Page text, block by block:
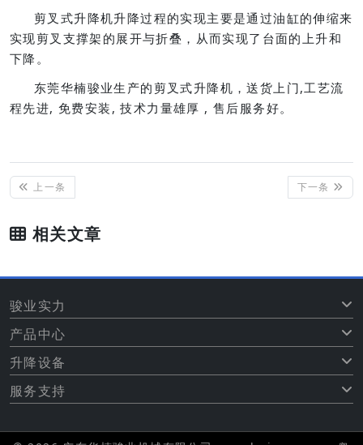
剪叉式升降机升降过程的实现主要是通过油缸的伸缩来
实现剪叉支撑架的展开与折叠，从而实现了台面的上升和
下降。
东莞华楠骏业生产的剪叉式升降机，送货上门,工艺流
程先进, 免费安装, 技术力量雄厚 , 售后服务好。
上一条 下一条
相关文章
骏业实力
产品中心
升降设备
服务支持